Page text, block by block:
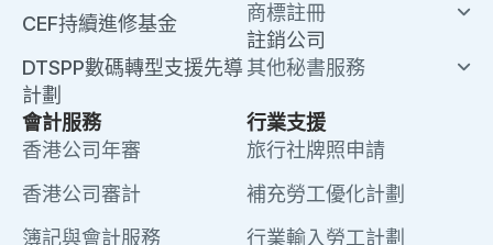
CEF持續進修基金
DTSPP數碼轉型支援先導
計劃
商標註冊
註銷公司
其他秘書服務
會計服務
香港公司年審
香港公司審計
簿記與會計服務
行業支援
旅行社牌照申請
補充勞工優化計劃
行業輸入勞工計劃